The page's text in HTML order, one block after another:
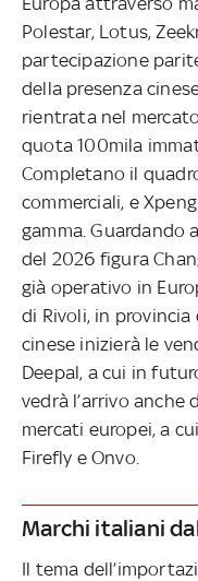
Polestar, Lotus,
partecipazione
della presenza
rientrata nel
quota 100mila
Completano il
commerciali, e
gamma.
del 2026 figura
già operativo in
di Rivoli, in provincia
cinese inizierà le
Deepal, a cui in
vedrà l’arrivo anche
mercati europei, a
Firefly e Onvo.
Marchi italiani
Il tema